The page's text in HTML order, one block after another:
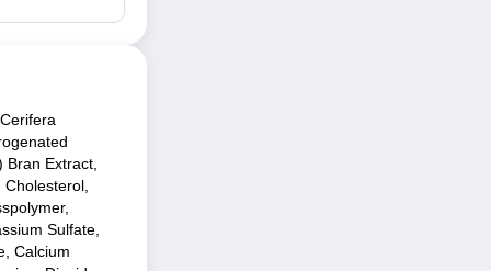
Extract,
Sulfate,
Calcium